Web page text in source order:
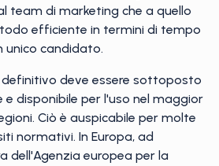
team di marketing che a quello
efficiente in termini di tempo
unico candidato.
definitivo deve essere sottoposto
e disponibile per l'uso nel maggior
Ciò è auspicabile per molte
normativi. In Europa, ad
dell'Agenzia europea per la